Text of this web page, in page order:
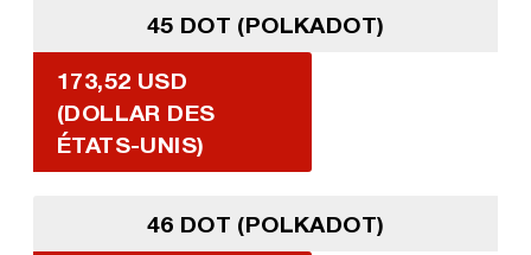
45 DOT (POLKADOT)
173,52 USD
(DOLLAR DES
ÉTATS-UNIS)
46 DOT (POLKADOT)